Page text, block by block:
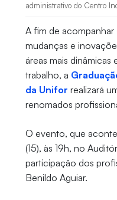
administrativo do Centro
A fim de
mudanças e
áreas mais
trabalho, a
da Unifor realizará
renomados
O evento, que
(15), às 19h, no
participação dos
Benildo Aguiar.